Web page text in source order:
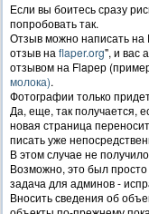
Если вы боитесь сразу
попробовать так.
Отзыв можно написать на
отзыв на flaper.org", и вас
отзывом на Flapер
молока).
Фотографии только
Да, еще, так получается,
новая страница
писать уже
В этом случае не
Возможно, это был
задача для админов -
Вносить сведения об